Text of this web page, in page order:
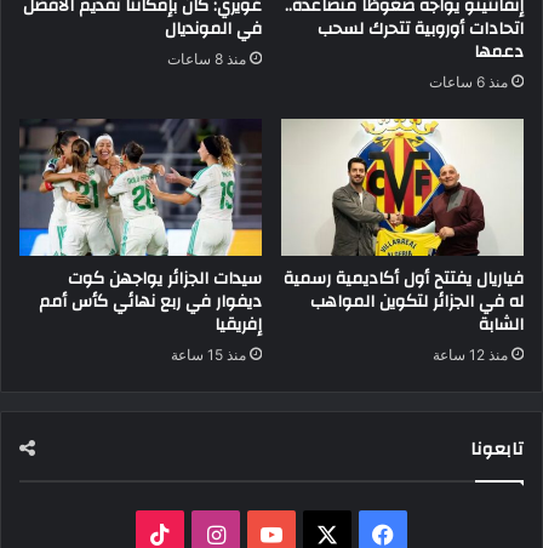
إنفانتينو يواجه ضغوطًا متصاعدة..
اتحادات أوروبية تتحرك لسحب
دعمها
منذ 6 ساعات
غويري: كان بإمكاننا تقديم الأفضل
في المونديال
منذ 8 ساعات
فياريال يفتتح أول أكاديمية رسمية
له في الجزائر لتكوين المواهب
الشابة
منذ 12 ساعة
سيدات الجزائر يواجهن كوت
ديفوار في ربع نهائي كأس أمم
إفريقيا
منذ 15 ساعة
تابعونا
فيسبوك ‫YouTubeانستقرام